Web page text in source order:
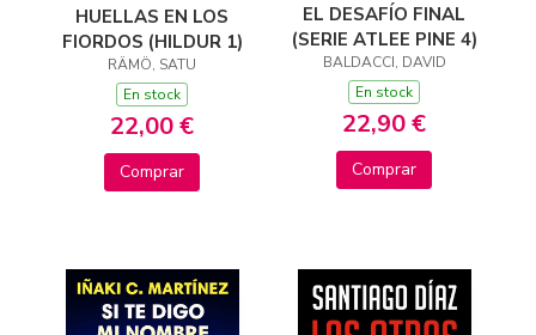
HUELLAS EN LOS
FIORDOS (HILDUR 1)
RÄMÖ, SATU
En stock
22,00 €
Comprar
EL DESAFÍO FINAL
(SERIE ATLEE PINE 4)
BALDACCI, DAVID
En stock
22,90 €
Comprar